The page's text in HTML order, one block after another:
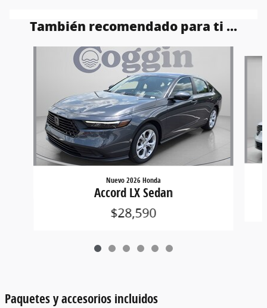
También recomendado para ti ...
Nuevo 2026 Honda
Accord LX Sedan
$28,590
Paquetes y accesorios incluidos